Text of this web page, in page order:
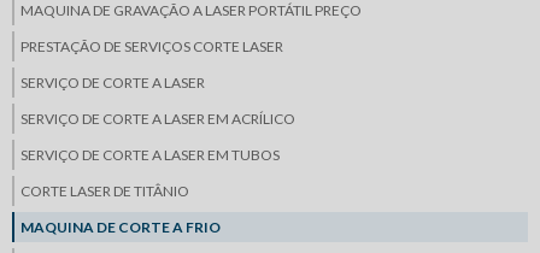
MAQUINA DE GRAVAÇÃO A LASER PORTÁTIL PREÇO
PRESTAÇÃO DE SERVIÇOS CORTE LASER
SERVIÇO DE CORTE A LASER
SERVIÇO DE CORTE A LASER EM ACRÍLICO
SERVIÇO DE CORTE A LASER EM TUBOS
CORTE LASER DE TITÂNIO
MAQUINA DE CORTE A FRIO